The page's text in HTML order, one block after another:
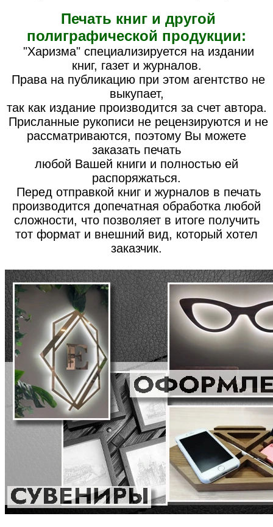
Печать книг и другой
полиграфической продукции:
"Харизма" специализируется на издании
книг, газет и журналов.
Права на публикацию при этом агентство не
выкупает,
так как издание производится за счет автора.
Присланные рукописи не рецензируются и не
рассматриваются, поэтому Вы можете
заказать печать
любой Вашей книги и полностью ей
распоряжаться.
Перед отправкой книг и журналов в печать
производится допечатная обработка любой
сложности, что позволяет в итоге получить
тот формат и внешний вид, который хотел
заказчик.